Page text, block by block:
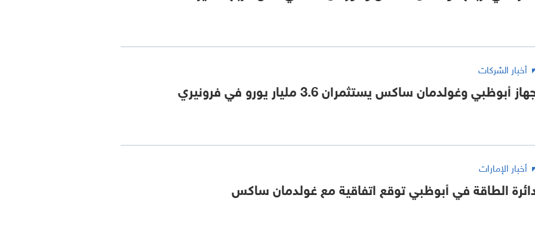
أخبار الشركات
أبوظبي وغولدمان ساكس يستثمران 3.6 مليار يورو في فرونيري
أخبار الإمارات
الطاقة في أبوظبي توقع اتفاقية مع غولدمان ساكس